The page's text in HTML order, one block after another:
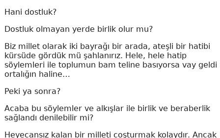
Hani dostluk?
Dostluk olmayan yerde birlik olur mu?
Biz millet olarak iki bayrağı bir arada, ateşli bir hatibi
kürsüde gördük mü şahlanırız. Hele, hele hatip
söylemleri ile toplumun bam teline basıyorsa vay geldi
ortalığın haline…
Peki ya sonra?
Acaba bu söylemler ve alkışlar ile birlik ve beraberlik
sağlandı denilebilir mi?
Heyecansız kalan bir milleti coşturmak kolaydır. Ancak